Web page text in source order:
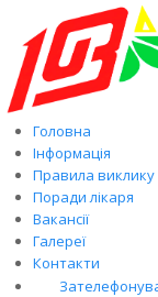
Головна
Інформація
Правила виклику
Поради лікаря
Вакансії
Галереї
Контакти